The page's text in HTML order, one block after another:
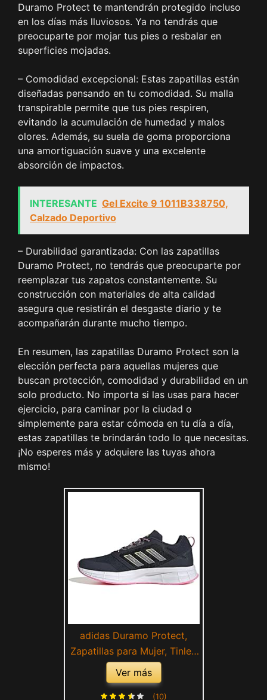
Duramo Protect te mantendrán protegido incluso
en los días más lluviosos. Ya no tendrás que
preocuparte por mojar tus pies o resbalar en
superficies mojadas.
– Comodidad excepcional: Estas zapatillas están
diseñadas pensando en tu comodidad. Su malla
transpirable permite que tus pies respiren,
evitando la acumulación de humedad y malos
olores. Además, su suela de goma proporciona
una amortiguación suave y una excelente
absorción de impactos.
INTERESANTE Gel Excite 9 1011B338750,
Calzado Deportivo
– Durabilidad garantizada: Con las zapatillas
Duramo Protect, no tendrás que preocuparte por
reemplazar tus zapatos constantemente. Su
construcción con materiales de alta calidad
asegura que resistirán el desgaste diario y te
acompañarán durante mucho tiempo.
En resumen, las zapatillas Duramo Protect son la
elección perfecta para aquellas mujeres que
buscan protección, comodidad y durabilidad en un
solo producto. No importa si las usas para hacer
ejercicio, para caminar por la ciudad o
simplemente para estar cómoda en tu día a día,
estas zapatillas te brindarán todo lo que necesitas.
¡No esperes más y adquiere las tuyas ahora
mismo!
adidas Duramo Protect,
Zapatillas para Mujer, Tinley
Hiemet Casama, 36 2/3 EU
Ver más
(10)